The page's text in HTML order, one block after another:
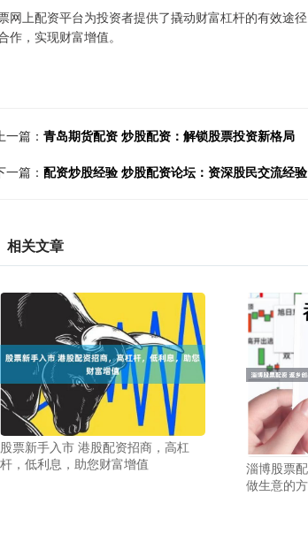
网上配资平台为投资者提供了撬动财富杠杆的有效途
作，实现财富增值。
一篇： 青岛期货配资 炒股配资：解锁股票投资新格局
一篇： 配资炒股经验 炒股配资论坛：资深股民交流经
相关文章
股票新手入市 港股配资招商，高杠
杆，低利息，助您财富增值
淄博股票
做生意的